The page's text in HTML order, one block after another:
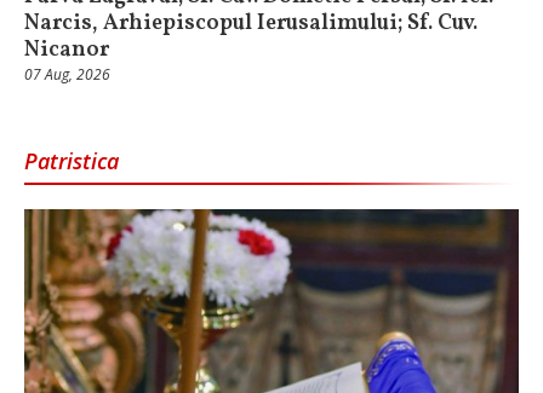
Narcis, Arhiepiscopul Ierusalimului; Sf. Cuv.
Nicanor
07 Aug, 2026
Patristica